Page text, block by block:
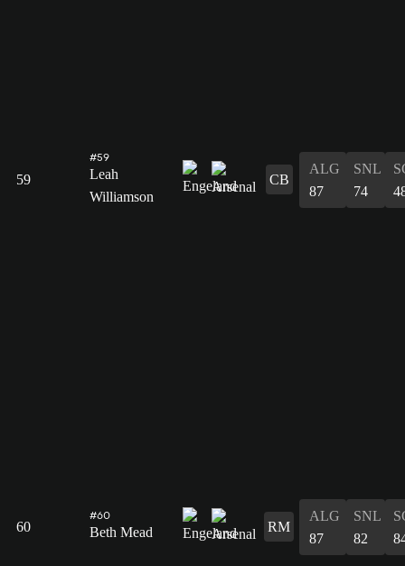
59
#59
Leah
Williamson
CB
ALG
87
SNL
74
60
#60
Beth Mead RM
ALG
87
SNL
82